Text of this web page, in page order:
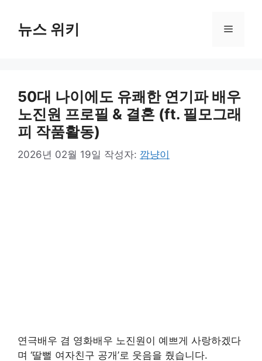
뉴스 위키 메
50대 나이에도 유쾌한 연기파 배우
노진원 프로필 & 결혼 (ft. 필모그래
피 작품활동)
2026년 02월 19일 작성자: 깜냥이
연극배우 겸 영화배우 노진원이 예쁘게 사랑하겠다
며 ‘딸뻘 여자친구 공개’로 웃음을 줬습니다.